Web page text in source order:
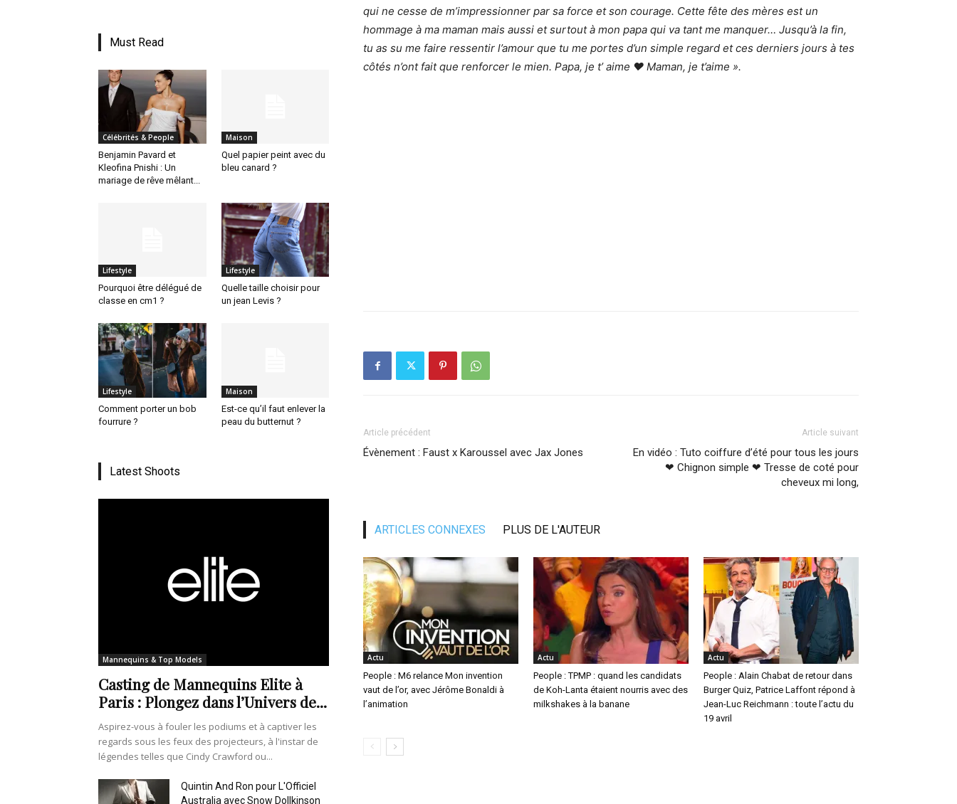
au
Maghreb
qui ne cesse de m’impressionner par sa force et son courage. Cette fête des mères est un
hommage à ma maman mais aussi et surtout à mon papa qui va tant me manquer… Jusqu’à la fin,
tu as su me faire ressentir l’amour que tu me portes d’un simple regard et ces derniers jours à tes
côtés n’ont fait que renforcer le mien. Papa, je t’ aime ❤️ Maman, je t’aime ».
Article précédent
Évènement : Faust x Karoussel avec Jax Jones
Article suivant
En vidéo : Tuto coiffure d’été pour tous les jours
❤ Chignon simple ❤ Tresse de coté pour
cheveux mi long,
ARTICLES CONNEXES PLUS DE L'AUTEUR
Actu
People : M6 relance Mon invention
vaut de l’or, avec Jérôme Bonaldi à
l’animation
Actu
People : TPMP : quand les candidats
de Koh-Lanta étaient nourris avec des
milkshakes à la banane
Actu
People : Alain Chabat de retour dans
Burger Quiz, Patrice Laffont répond à
Jean-Luc Reichmann : toute l’actu du
19 avril
Must Read
Célébrités & People
Benjamin Pavard et
Kleofina Pnishi : Un
mariage de rêve mêlant...
Maison
Quel papier peint avec du
bleu canard ?
Lifestyle
Pourquoi être délégué de
classe en cm1 ?
Lifestyle
Quelle taille choisir pour
un jean Levis ?
Lifestyle
Comment porter un bob
fourrure ?
Maison
Est-ce qu’il faut enlever la
peau du butternut ?
Latest Shoots
Mannequins & Top Models
Casting de Mannequins Elite à
Paris : Plongez dans l’Univers de...
Aspirez-vous à fouler les podiums et à captiver les
regards sous les feux des projecteurs, à l'instar de
légendes telles que Cindy Crawford ou...
Quintin And Ron pour L'Officiel
Australia avec Snow Dollkinson